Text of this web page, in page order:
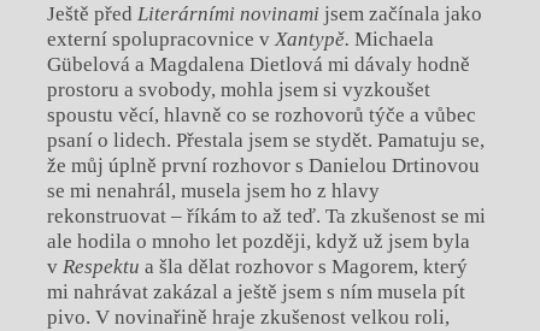
Ještě před Literárními novinami jsem začínala jako
externí spolupracovnice v Xantypě. Michaela
Gübelová a Magdalena Dietlová mi dávaly hodně
prostoru a svobody, mohla jsem si vyzkoušet
spoustu věcí, hlavně co se rozhovorů týče a vůbec
psaní o lidech. Přestala jsem se stydět. Pamatuju se,
že můj úplně první rozhovor s Danielou Drtinovou
se mi nenahrál, musela jsem ho z hlavy
rekonstruovat – říkám to až teď. Ta zkušenost se mi
ale hodila o mnoho let později, když už jsem byla
v Respektu a šla dělat rozhovor s Magorem, který
mi nahrávat zakázal a ještě jsem s ním musela pít
pivo. V novinařině hraje zkušenost velkou roli,